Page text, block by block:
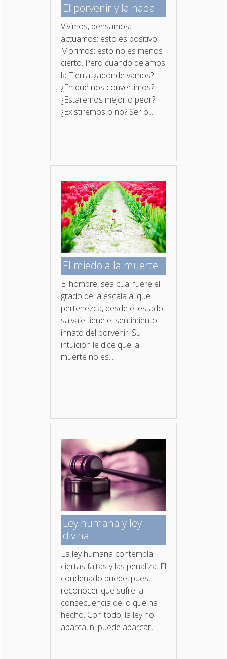
El porvenir y la nada
Vivimos, pensamos,
actuamos: esto es positivo.
Morimos: esto no es menos
cierto. Pero cuando dejamos
la Tierra, ¿adónde vamos?
¿En qué nos convertimos?
¿Estaremos mejor o peor?
¿Existiremos o no? Ser o...
El miedo a la muerte
El hombre, sea cual fuere el
grado de la escala al que
pertenezca, desde el estado
salvaje tiene el sentimiento
innato del porvenir. Su
intuición le dice que la
muerte no es...
Ley humana y ley
divina
La ley humana contempla
ciertas faltas y las penaliza. El
condenado puede, pues,
reconocer que sufre la
consecuencia de lo que ha
hecho. Con todo, la ley no
abarca, ni puede abarcar,...